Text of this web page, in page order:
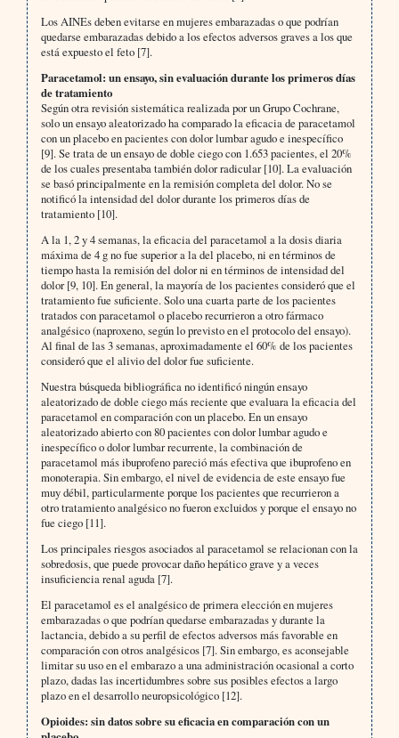
Los AINEs deben evitarse en mujeres embarazadas o que podrían
quedarse embarazadas debido a los efectos adversos graves a los que
está expuesto el feto [7].
Paracetamol: un ensayo, sin evaluación durante los primeros días
de tratamiento
Según otra revisión sistemática realizada por un Grupo Cochrane,
solo un ensayo aleatorizado ha comparado la eficacia de paracetamol
con un placebo en pacientes con dolor lumbar agudo e inespecífico
[9]. Se trata de un ensayo de doble ciego con 1.653 pacientes, el 20%
de los cuales presentaba también dolor radicular [10]. La evaluación
se basó principalmente en la remisión completa del dolor. No se
notificó la intensidad del dolor durante los primeros días de
tratamiento [10].
A la 1, 2 y 4 semanas, la eficacia del paracetamol a la dosis diaria
máxima de 4 g no fue superior a la del placebo, ni en términos de
tiempo hasta la remisión del dolor ni en términos de intensidad del
dolor [9, 10]. En general, la mayoría de los pacientes consideró que el
tratamiento fue suficiente. Solo una cuarta parte de los pacientes
tratados con paracetamol o placebo recurrieron a otro fármaco
analgésico (naproxeno, según lo previsto en el protocolo del ensayo).
Al final de las 3 semanas, aproximadamente el 60% de los pacientes
consideró que el alivio del dolor fue suficiente.
Nuestra búsqueda bibliográfica no identificó ningún ensayo
aleatorizado de doble ciego más reciente que evaluara la eficacia del
paracetamol en comparación con un placebo. En un ensayo
aleatorizado abierto con 80 pacientes con dolor lumbar agudo e
inespecífico o dolor lumbar recurrente, la combinación de
paracetamol más ibuprofeno pareció más efectiva que ibuprofeno en
monoterapia. Sin embargo, el nivel de evidencia de este ensayo fue
muy débil, particularmente porque los pacientes que recurrieron a
otro tratamiento analgésico no fueron excluidos y porque el ensayo no
fue ciego [11].
Los principales riesgos asociados al paracetamol se relacionan con la
sobredosis, que puede provocar daño hepático grave y a veces
insuficiencia renal aguda [7].
El paracetamol es el analgésico de primera elección en mujeres
embarazadas o que podrían quedarse embarazadas y durante la
lactancia, debido a su perfil de efectos adversos más favorable en
comparación con otros analgésicos [7]. Sin embargo, es aconsejable
limitar su uso en el embarazo a una administración ocasional a corto
plazo, dadas las incertidumbres sobre sus posibles efectos a largo
plazo en el desarrollo neuropsicológico [12].
Opioides: sin datos sobre su eficacia en comparación con un